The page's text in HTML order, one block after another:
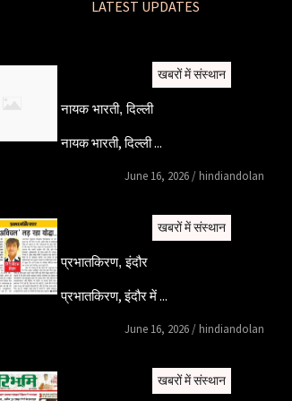
LATEST UPDATES
खबरों में संस्थान
नायक भारती, दिल्ली
नायक भारती, दिल्ली ...
June 16, 2026/ hindiandolan
खबरों में संस्थान
प्रभातकिरण, इंदौर
प्रभातकिरण, इंदौर में ...
June 16, 2026/ hindiandolan
खबरों में संस्थान